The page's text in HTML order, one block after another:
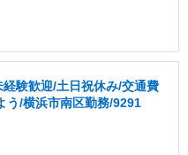
験歓迎/土日祝休み/交通費
う/横浜市南区勤務/9291